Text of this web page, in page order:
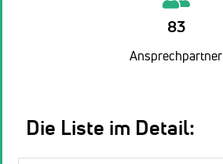
83
Ansprechpartner
Die Liste im Detail: